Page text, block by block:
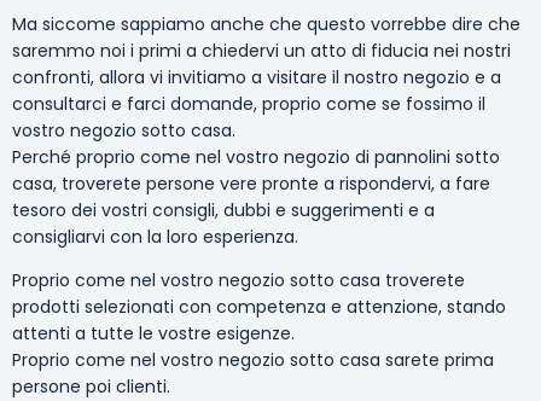
Ma siccome sappiamo anche che questo vorrebbe dire che
saremmo noi i primi a chiedervi un atto di fiducia nei nostri
confronti, allora vi invitiamo a visitare il nostro negozio e a
consultarci e farci domande, proprio come se fossimo il
vostro negozio sotto casa.
Perché proprio come nel vostro negozio di pannolini sotto
casa, troverete persone vere pronte a rispondervi, a fare
tesoro dei vostri consigli, dubbi e suggerimenti e a
consigliarvi con la loro esperienza.
Proprio come nel vostro negozio sotto casa troverete
prodotti selezionati con competenza e attenzione, stando
attenti a tutte le vostre esigenze.
Proprio come nel vostro negozio sotto casa sarete prima
persone poi clienti.